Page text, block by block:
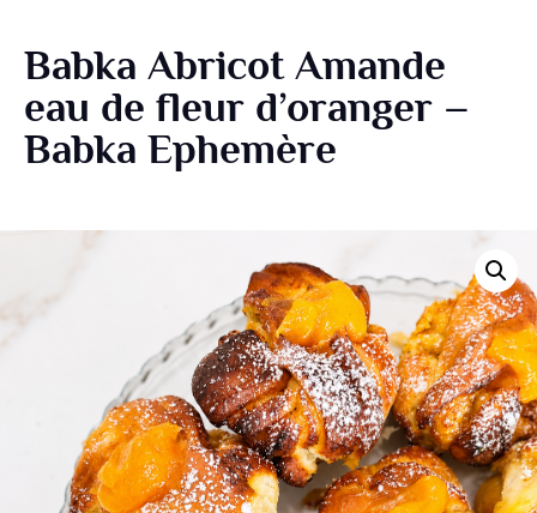
Babka Abricot Amande
eau de fleur d’oranger –
Babka Ephemère